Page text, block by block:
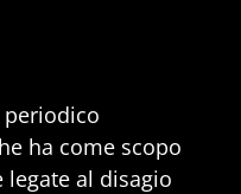
periodico
ha come scopo
al disagio